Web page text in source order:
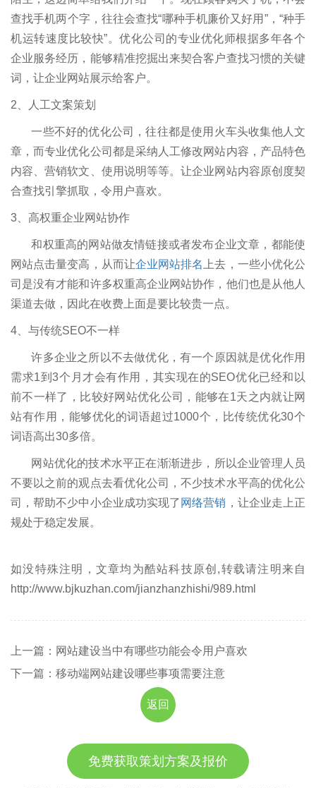
查找手机两个字，往往会查找“哪种手机廉价又好用”，“种手
机运转速度比较快”。优化公司的专业优化师根据多年各个
企业服务经历，能够精准挖掘出来契合客户查找习惯的关键
词，让企业网站展示给客户。
2、人工文案策划
一些不好的优化公司，往往都是使用火车头收集他人文
章，而专业优化公司都是采纳人工修改网站内容，产品特色
内容、营销软文、使用说明等等。让企业网站内容原创度契
合查找引擎抓取，令用户喜欢。
3、高权重企业网站协作
和权重高的网站做友情链接或者发布企业文章，都能使
网站点击量变高，从而让企业网站排名 上去，一些小优化公
司是没有才能和许多权重高企业网站协作，他们也是从他人
渠道去做，因此在收费上面是要比较贵一点。
4、与传统SEO不一样
许多企业之所以不去做优化，有一个原因就是优化作用
需求1到3个月才会有作用，其实现在的SEO优化已经和以
前不一样了，比较好网站优化公司，能够在1天之内就让网
站有作用，能够优化的词语超过1000个，比传统优化30个
词语高出30多倍。
网站优化的技术水平正在渐渐进步，所以企业管理人员
不要以之前的观点去看优化公司，不少技术水平高的优化公
司，帮助不少中小企业成功实现了 网络营销 ，让企业走上正
规处于稳定发展。
如没特殊注明，文章均为酷站科技原创,转载请注明来自
http://www.bjkuzhan.com/jianzhanzhishi/989.html
上一篇：网站建设当中有哪些功能会令用户喜欢
下一篇：移动端网站建设哪些事项需要注意
返回
免费获取策划方案及报价